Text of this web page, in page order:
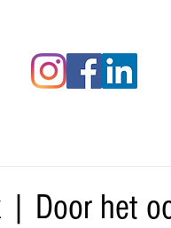
| Door het